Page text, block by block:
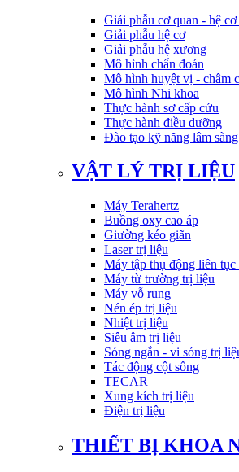
Giải phẫu cơ quan - hệ cơ
Giải phẫu hệ cơ
Giải phẫu hệ xương
Mô hình chẩn đoán
Mô hình huyệt vị - châm
Mô hình Nhi khoa
Thực hành sơ cấp cứu
Thực hành điều dưỡng
Đào tạo kỹ năng lâm sàng
VẬT LÝ TRỊ LIỆU
Máy Terahertz
Buồng oxy cao áp
Giường kéo giãn
Laser trị liệu
Máy tập thụ động liên
Máy từ trường trị liệu
Máy vỗ rung
Nén ép trị liệu
Nhiệt trị liệu
Siêu âm trị liệu
Sóng ngắn - vi sóng trị
Tác động cột sống
TECAR
Xung kích trị liệu
Điện trị liệu
THIẾT BỊ KHOA